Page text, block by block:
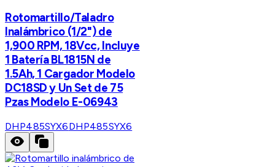
Rotomartillo/Taladro
Inalámbrico (1/2") de
1,900 RPM, 18Vcc, Incluye
1 Batería BL1815N de
1.5Ah, 1 Cargador Modelo
DC18SD y Un Set de 75
Pzas Modelo E-06943
DHP485SYX6DHP485SYX6